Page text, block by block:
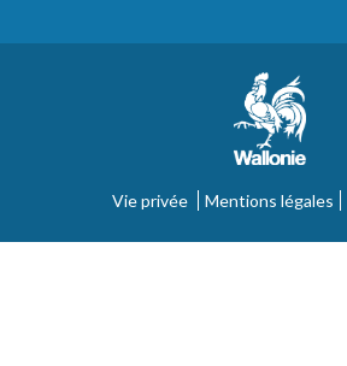
Vie privée Mentions légales